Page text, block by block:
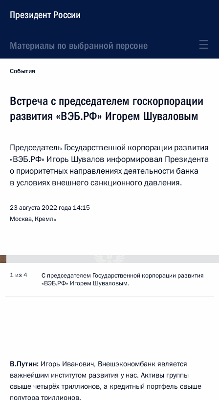
Президент России
Материалы по выбранной персоне
События
Встреча с председателем госкорпорации
развития «ВЭБ.РФ» Игорем Шуваловым
Председатель Государственной корпорации развития
«ВЭБ.РФ» Игорь Шувалов информировал Президента
о приоритетных направлениях деятельности банка
в условиях внешнего санкционного давления.
23 августа 2022 года 14:15
Москва, Кремль
1 из 4
С председателем Государственной корпорации развития
«ВЭБ.РФ» Игорем Шуваловым.
В.Путин: Игорь Иванович, Внешэкономбанк является
важнейшим институтом развития у нас. Активы группы
свыше четырёх триллионов, а кредитный портфель свыше
полутора триллионов.